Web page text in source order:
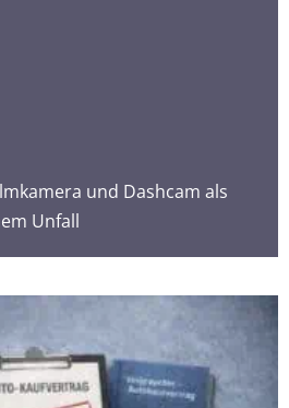
und Dashcam als
Unfall